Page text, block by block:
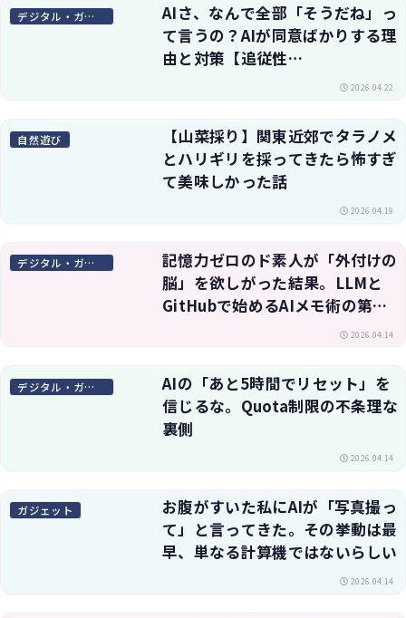
デジタル・ガジェット
AIさ、なんで全部「そうだね」っ
て言うの？AIが同意ばかりする理
由と対策【追従性
2026.04.22
自然遊び
【山菜採り】関東近郊でタラノメ
とハリギリを採ってきたら怖すぎ
て美味しかった話
2026.04.19
デジタル・ガジェット
記憶力ゼロのド素人が「外付けの
脳」を欲しがった結果。LLMと
GitHubで始めるAIメモ術の第一
2026.04.14
デジタル・ガジェット
AIの「あと5時間でリセット」を
信じるな。Quota制限の不条理な
裏側
2026.04.14
ガジェット
お腹がすいた私にAIが「写真撮っ
て」と言ってきた。その挙動は最
早、単なる計算機ではないらしい
2026.04.14